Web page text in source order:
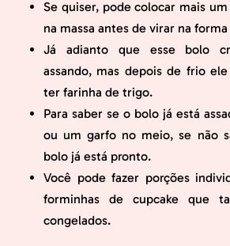
Se quiser, pode colocar mais
na massa antes de virar na forma
Já adianto que esse bolo
assando, mas depois de frio
ter farinha de trigo.
Para saber se o bolo já está
ou um garfo no meio, se não
bolo já está pronto.
Você pode fazer porções
forminhas de cupcake que
congelados.